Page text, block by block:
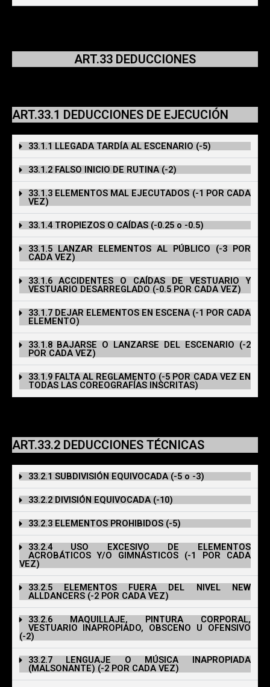
ART.33 DEDUCCIONES
ART.33.1 DEDUCCIONES DE EJECUCIÓN
33.1.1 LLEGADA TARDÍA AL ESCENARIO (-5)
33.1.2 FALSO INICIO DE RUTINA (-2)
33.1.3 ELEMENTOS MAL EJECUTADOS (-1 POR CADA
VEZ)
33.1.4 TROPIEZOS O CAÍDAS (-0.25 o -0.5)
33.1.5 LANZAR ELEMENTOS AL PÚBLICO (-3 POR
CADA VEZ)
33.1.6 ACCIDENTES O CAÍDAS DE VESTUARIO Y
VESTUARIO DESARREGLADO (-0.5 POR CADA VEZ)
33.1.7 DEJAR ELEMENTOS EN ESCENA (-1 POR CADA
ELEMENTO)
33.1.8 BAJARSE O LANZARSE DEL ESCENARIO (-2
POR CADA VEZ)
33.1.9 FALTA AL REGLAMENTO (-5 POR CADA VEZ EN
TODAS LAS COREOGRAFÍAS INSCRITAS)
ART.33.2 DEDUCCIONES TÉCNICAS
33.2.1 SUBDIVISIÓN EQUIVOCADA (-5 o -3)
33.2.2 DIVISIÓN EQUIVOCADA (-10)
33.2.3 ELEMENTOS PROHIBIDOS (-5)
33.2.4 USO EXCESIVO DE ELEMENTOS
ACROBÁTICOS Y/O GIMNÁSTICOS (-1 POR CADA
VEZ)
33.2.5 ELEMENTOS FUERA DEL NIVEL NEW
ALLDANCERS (-2 POR CADA VEZ)
33.2.6 MAQUILLAJE, PINTURA CORPORAL,
VESTUARIO INAPROPIADO, OBSCENO U OFENSIVO
(-2)
33.2.7 LENGUAJE O MÚSICA INAPROPIADA
(MALSONANTE) (-2 POR CADA VEZ)